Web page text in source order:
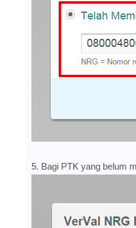
5. Bagi PTK yang belum